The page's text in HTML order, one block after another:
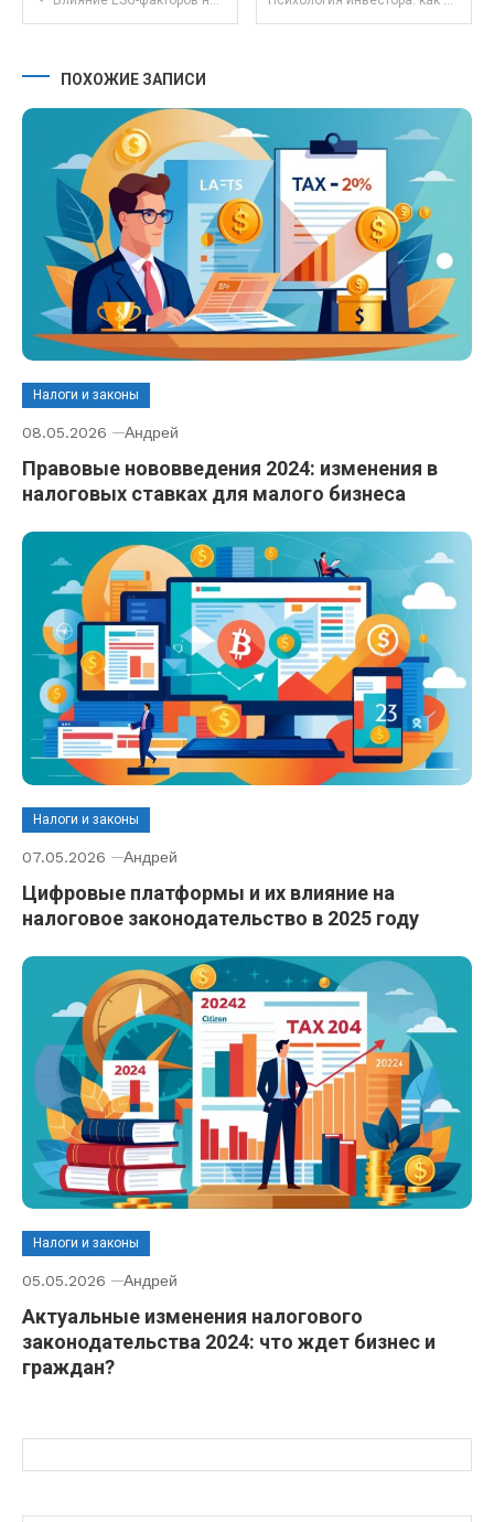
ПОХОЖИЕ ЗАПИСИ
Налоги и законы
08.05.2026 Андрей
Правовые нововведения 2024: изменения в
налоговых ставках для малого бизнеса
Налоги и законы
07.05.2026 Андрей
Цифровые платформы и их влияние на
налоговое законодательство в 2025 году
Налоги и законы
05.05.2026 Андрей
Актуальные изменения налогового
законодательства 2024: что ждет бизнес и
граждан?